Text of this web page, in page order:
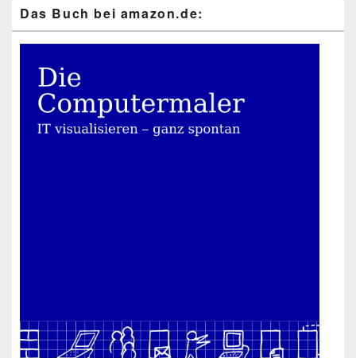
Das Buch bei ama​zon​.de: